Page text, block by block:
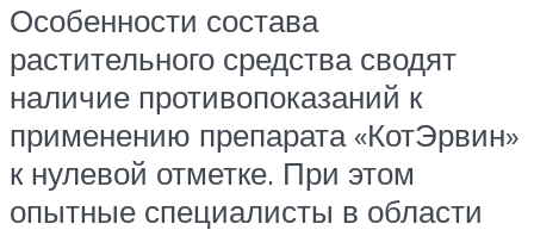
Особенности состава
растительного средства сводят
наличие противопоказаний к
применению препарата «КотЭрвин»
к нулевой отметке. При этом
опытные специалисты в области